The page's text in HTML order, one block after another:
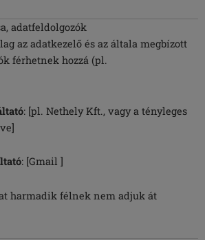
adatfeldolgozók
az adatkezelő és az általa megbízott
férhetnek hozzá (pl.
: [pl. Nethely Kft., vagy a tényleges
: [Gmail ]
harmadik félnek nem adjuk át